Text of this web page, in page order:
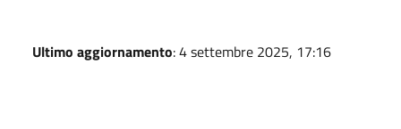
Ultimo aggiornamento: 4 settembre 2025, 17:16